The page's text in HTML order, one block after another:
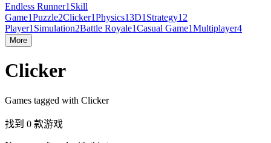
Endless Runner1 Skill
Game1Puzzle2Clicker1Physics13D1 Strategy1 2
Player1 Simulation2Battle Royale1Casual Game1Multiplayer4
More
Clicker
Games tagged with Clicker
找到 0 款游戏